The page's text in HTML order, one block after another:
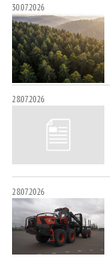
30.07.2026
28.07.2026
28.07.2026